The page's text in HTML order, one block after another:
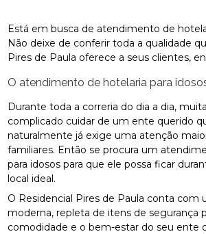
Está em busca de atendimento de
Não deixe de conferir toda a qualidade
Pires de Paula oferece a seus clientes,
O atendimento de hotelaria para
Durante toda a correria do dia a dia,
complicado cuidar de um ente querido
naturalmente já exige uma atenção
familiares. Então se procura um
para idosos para que ele possa ficar
local ideal.
O Residencial Pires de Paula conta com
moderna, repleta de itens de segurança
comodidade e o bem-estar do seu ente